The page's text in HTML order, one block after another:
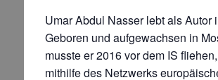
Umar Abdul Nasser lebt als Autor
Geboren und aufgewachsen in
musste er 2016 vor dem IS
mithilfe des Netz­werks